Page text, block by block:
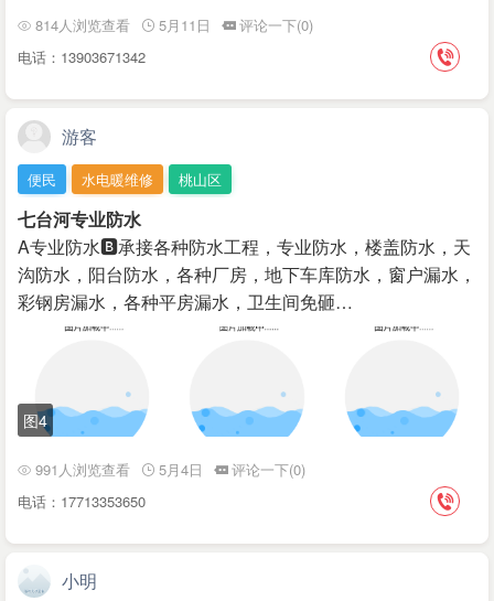
814人浏览查看 5月11日
评论一下(0)
电话：13903671342
游客
便民 水电暖维修 桃山区
七台河专业防水
A专业防水🅱承接各种防水工程，专业防水，楼盖防水，天
沟防水，阳台防水，各种厂房，地下车库防水，窗户漏水，
彩钢房漏水，各种平房漏水，卫生间免砸…
图4
991人浏览查看 5月4日
评论一下(0)
电话：17713353650
小明